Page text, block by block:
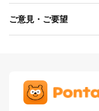
ご意見・ご要望